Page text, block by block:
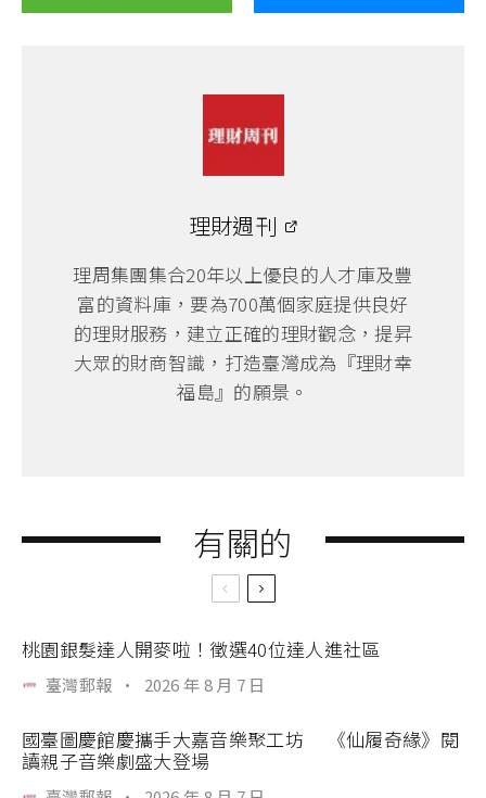
理財週刊
理周集團集合20年以上優良的人才庫及豐
富的資料庫，要為700萬個家庭提供良好
的理財服務，建立正確的理財觀念，提昇
大眾的財商智識，打造臺灣成為『理財幸
福島』的願景。
有關的
桃園銀髮達人開麥啦！徵選40位達人進社區
臺灣郵報 · 2026 年 8 月 7 日
國臺圖慶館慶攜手大嘉音樂聚工坊 《仙履奇緣》閱
讀親子音樂劇盛大登場